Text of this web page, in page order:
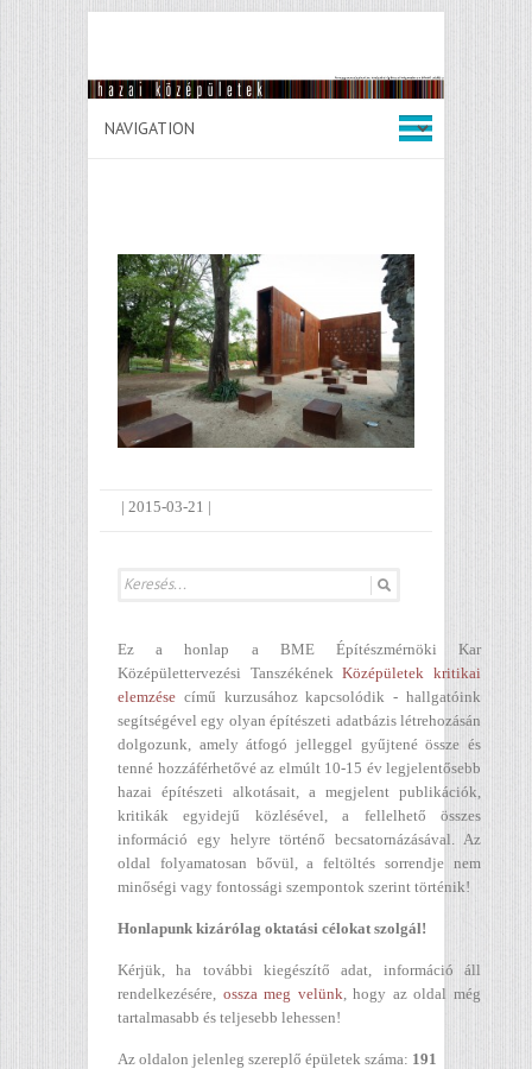
| 2015-03-21 |
Ez a honlap a BME Építészmérnöki Kar
Középülettervezési TanszékénekKözépületek kritikai
elemzése című kurzusához kapcsolódik - hallgatóink
segítségével egy olyan építészeti adatbázis létrehozásán
dolgozunk, amely átfogó jelleggel gyűjtené össze és
tenné hozzáférhetővé az elmúlt 10-15 év legjelentősebb
hazai építészeti alkotásait, a megjelent publikációk,
kritikák egyidejű közlésével, a fellelhető összes
információ egy helyre történő becsatornázásával. Az
oldal folyamatosan bővül, a feltöltés sorrendje nem
minőségi vagy fontossági szempontok szerint történik!
Honlapunk kizárólag oktatási célokat szolgál!
Kérjük, ha további kiegészítő adat, információ áll
rendelkezésére, ossza meg velünk, hogy az oldal még
tartalmasabb és teljesebb lehessen!
Az oldalon jelenleg szereplő épületek száma: 191